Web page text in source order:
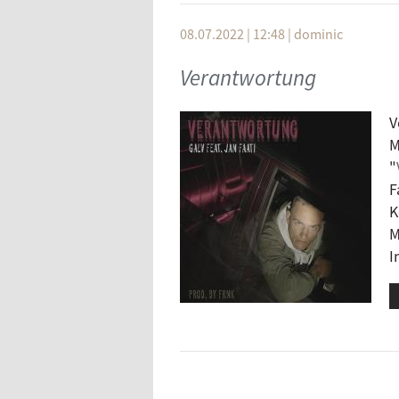
Auf der Bühne:
08.07.2022 | 12:48 | dominic
Verantwortung
"